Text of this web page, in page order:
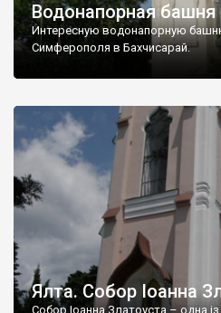
Водонапорная башня
Интересную водонапорную
Симферополя в Бахчисарай.
Ялта. Собор Іоанна
Собор Іоанна Златоуста – одна